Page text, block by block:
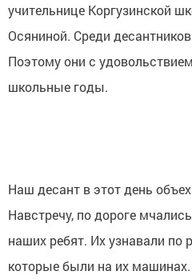
учительнице Коргузинской
Осяниной. Среди
Поэтому они с
школьные годы.
Наш десант в этот день
Навстречу, по дороге
наших ребят. Их узнавали
которые были на их